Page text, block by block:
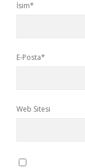
İsim*
E-Posta*
Web Sitesi